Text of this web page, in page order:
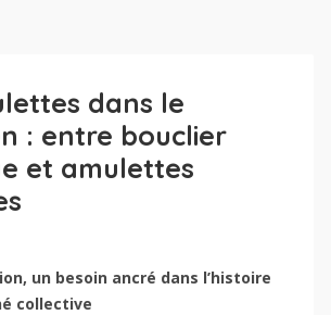
dans le
: entre bouclier
et amulettes
un besoin ancré dans l’histoire
collective